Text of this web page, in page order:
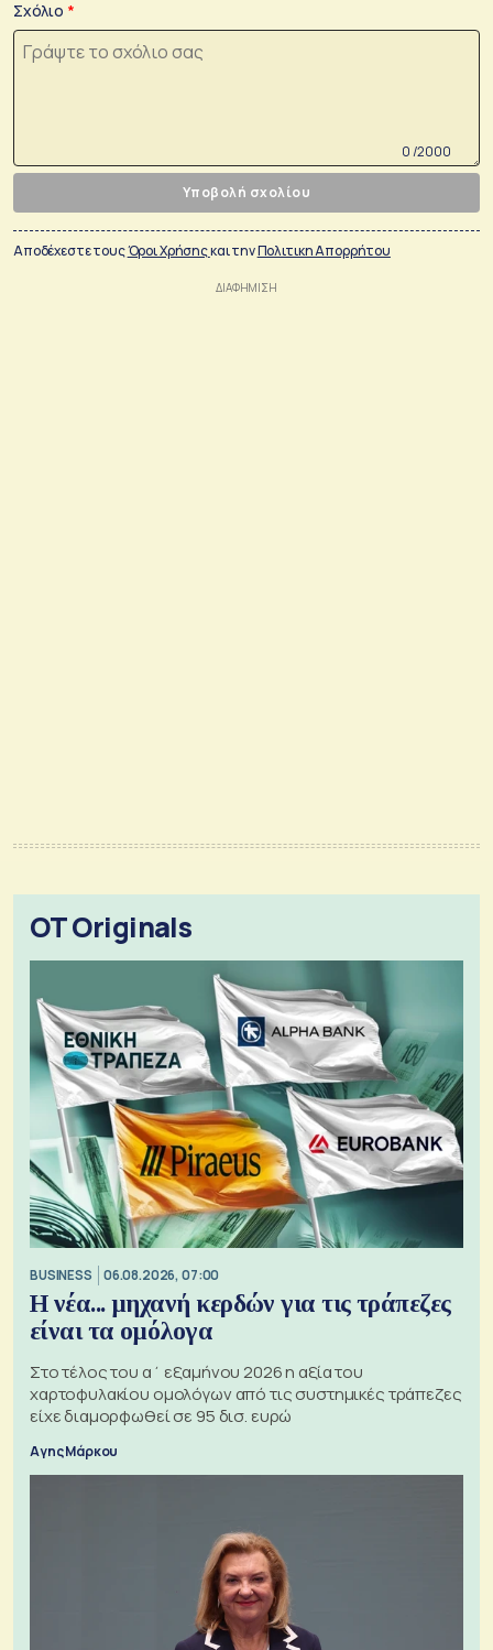
Σχόλιο
0 /2000
Υποβολή σχολίου
Αποδέχεστε τουςΌροι Χρήσηςκαι τηνΠολιτικη Απορρήτου
OT Originals
BUSINESS 06.08.2026, 07:00
Η νέα... μηχανή κερδών για τις τράπεζες
είναι τα ομόλογα
Στο τέλος του α΄ εξαμήνου 2026 η αξία του
χαρτοφυλακίου ομολόγων από τις συστημικές τράπεζες
είχε διαμορφωθεί σε 95 δισ. ευρώ
Αγης Μάρκου